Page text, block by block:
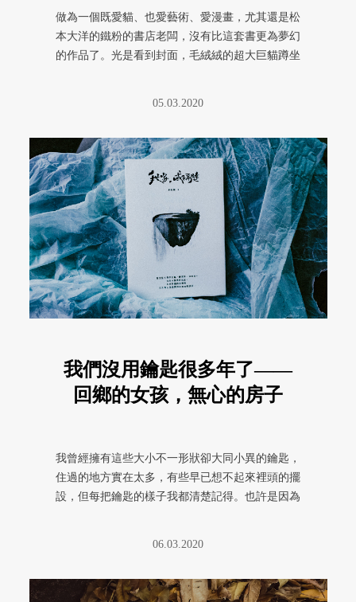
做為一個既愛貓、也愛藝術、愛漫畫，尤其還是松
本大洋的鐵粉的書店老闆，沒有比這套書更為夢幻
的作品了。光是看到封面，毛絨絨的超大巨貓蹲坐
05.03.2020
我們沒用鑰匙很多年了——
回鄉的女孩，無心的房子
我曾經擁有這些大小不一形狀卻大同小異的鑰匙，
住過的地方實在太多，有些早已想不起來裡頭的擺
設，但每把鑰匙的樣子我都清楚記得。也許是因為
06.03.2020